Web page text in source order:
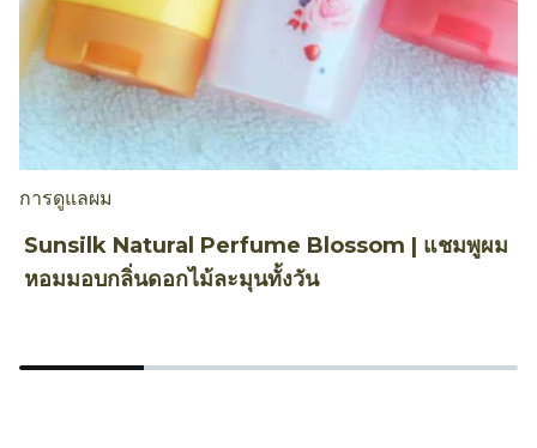
การดูแลผม
Sunsilk Natural Perfume Blossom | แชมพูผม
หอมมอบกลิ่นดอกไม้ละมุนทั้งวัน